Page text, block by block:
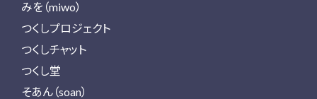
みを（miwo）
つくしプロジェクト
つくしチャット
つくし堂
そあん（soan）